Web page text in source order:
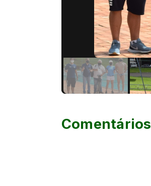
Comentários